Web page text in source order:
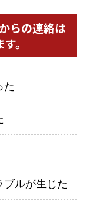
らの連絡は
。
た
ルが生じた